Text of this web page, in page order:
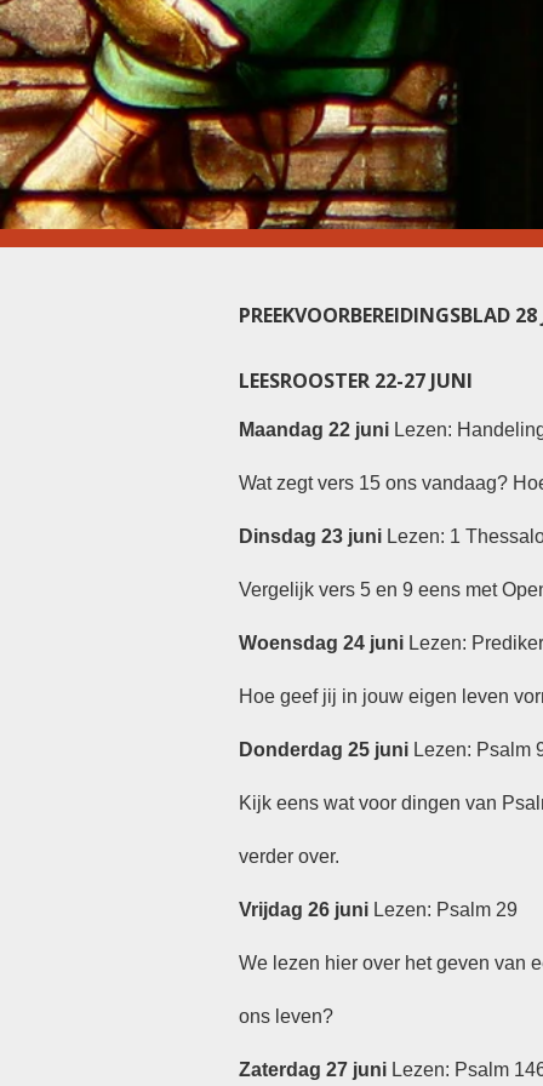
PREEKVOORBEREIDINGSBLAD
LEESROOSTER 22-27 JUNI
Maandag 22 juni Lezen:
Wat zegt vers 15 ons vandaag?
Dinsdag 23 juni Lezen: 1
Vergelijk vers 5 en 9 eens met
Woensdag 24 juni Lezen:
Hoe geef jij in jouw eigen leven
Donderdag 25 juni Lezen: Psalm
Kijk eens wat voor dingen van
verder over.
Vrijdag 26 juni Lezen: Psalm 29
We lezen hier over het geven van
ons leven?
Zaterdag 27 juni Lezen: Psalm